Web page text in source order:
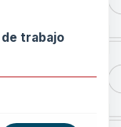
trabajo